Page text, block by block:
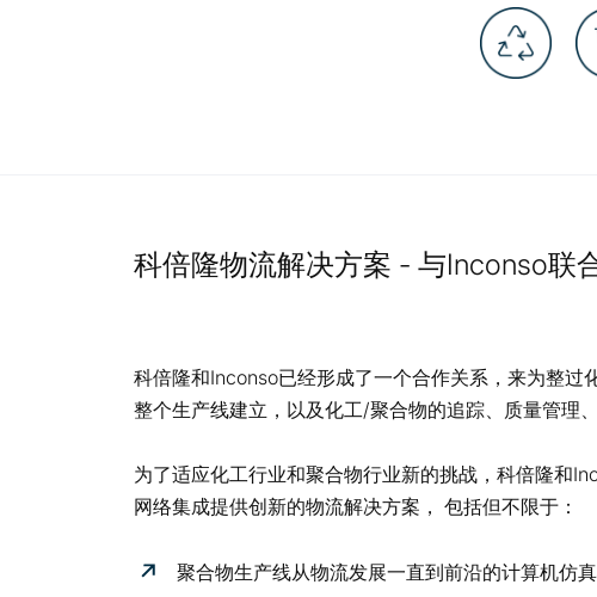
科倍隆物流解决方案 - 与Inconso联
科倍隆和Inconso已经形成了一个合作关系，来为整
整个生产线建立，以及化工/聚合物的追踪、质量管理
为了适应化工行业和聚合物行业新的挑战，科倍隆和
网络集成提供创新的物流解决方案， 包括但不限于：
聚合物生产线从物流发展一直到前沿的计算机仿